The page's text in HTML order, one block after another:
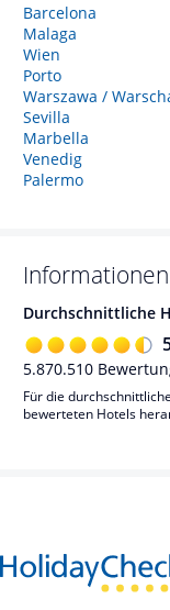
Barcelona
Malaga
Wien
Porto
Warszawa /
Sevilla
Marbella
Venedig
Palermo
Durchschnittliche
5.870.510
Für die
bewerteten Hotels